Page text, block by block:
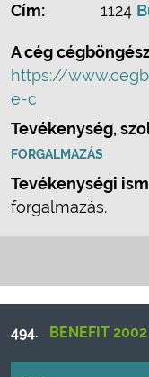
Cím:
1124
A cég
https://
e-c
Tevékenység,
FORGALMAZÁS
Tevékenységi
forgalmazás.
494. BENEFIT